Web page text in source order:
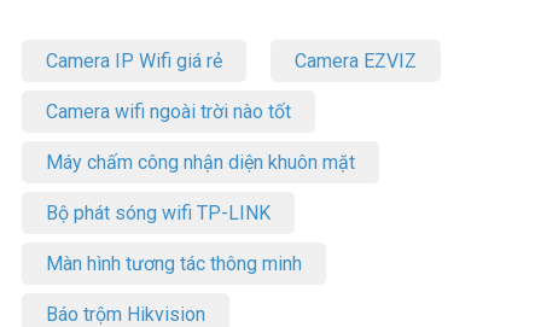
Camera IP Wifi giá rẻ Camera EZVIZ
Camera wifi ngoài trời nào tốt
Máy chấm công nhận diện khuôn mặt
Bộ phát sóng wifi TP-LINK
Màn hình tương tác thông minh
Báo trộm Hikvision